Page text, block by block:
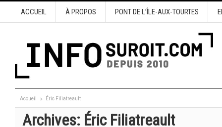
ACCUEIL À PROPOS PONT DE L’ÎLE-AUX-TOURTES
Accueil Éric Filiatreault
Archives: Éric Filiatreault